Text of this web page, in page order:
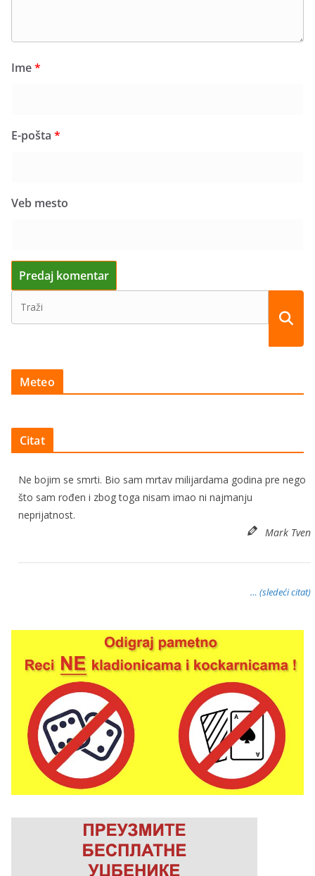
Ime*
E-pošta *
Veb mesto
Meteo
Citat
Ne bojim se smrti. Bio sam mrtav milijardama godina pre nego
što sam rođen i zbog toga nisam imao ni najmanju
neprijatnost.
Mark Tven
… (sledeći citat)